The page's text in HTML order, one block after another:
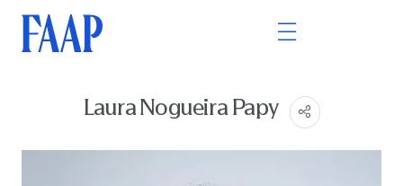
Laura Nogueira Papy